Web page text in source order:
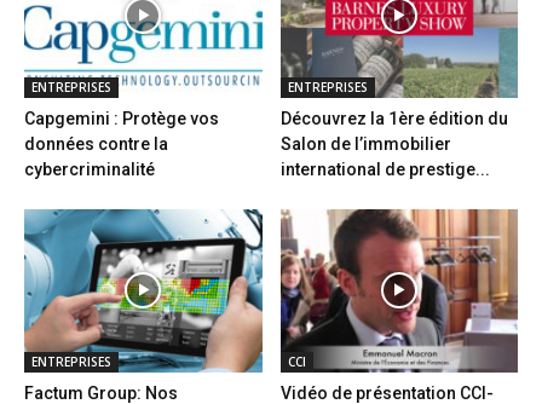
ENTREPRISES
Capgemini : Protège vos
données contre la
cybercriminalité
ENTREPRISES
Découvrez la 1ère édition du
Salon de l’immobilier
international de prestige...
ENTREPRISES
Factum Group: Nos
CCI
Vidéo de présentation CCI-